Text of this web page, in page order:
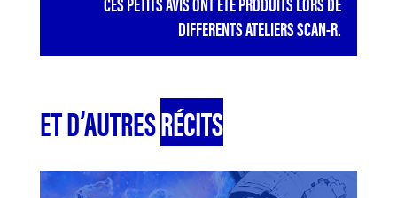
DIFFERENTS ATELIERS SCAN-R.
ET D’AUTRESRÉCITS